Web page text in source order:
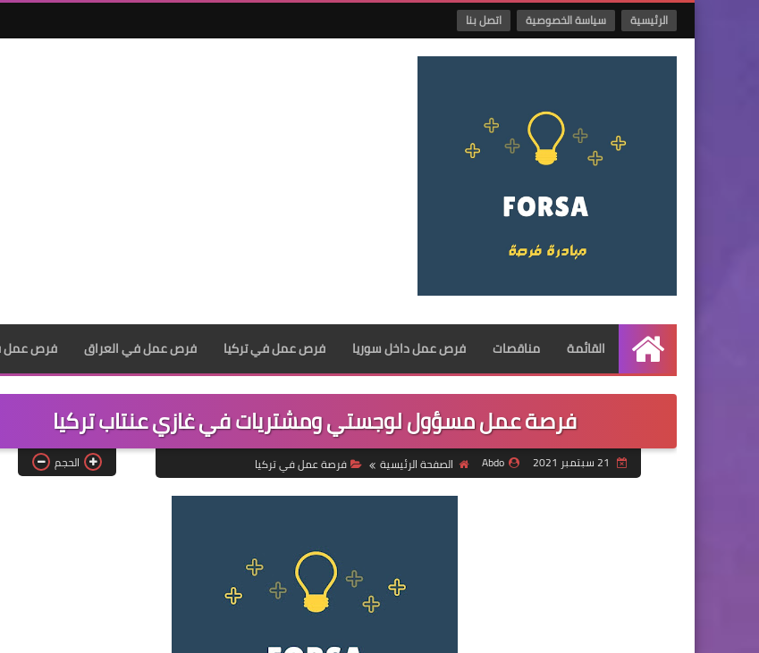
الرئيسية سياسة الخصوصية اتصل بنا
الرئيسية
القائمة مناقصات فرص عمل داخل سوريا فرص عمل في تركيا فرص عمل في العراق فرص عمل
فرصة عمل مسؤول لوجستي ومشتريات في غازي عنتاب تركيا
Abdo الصفحة الرئيسية فرصة عمل في تركيا الحجم